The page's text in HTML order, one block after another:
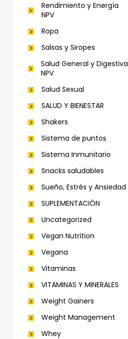
Rendimiento y Energía
NPV
Ropa
Salsas y Siropes
Salud General y Digestiva
NPV
Salud Sexual
SALUD Y BIENESTAR
Shakers
Sistema de puntos
Sistema Inmunitario
Snacks saludables
Sueño, Estrés y Ansiedad
SUPLEMENTACIÓN
Uncategorized
Vegan Nutrition
Vegana
Vitaminas
VITAMINAS Y MINERALES
Weight Gainers
Weight Management
Whey